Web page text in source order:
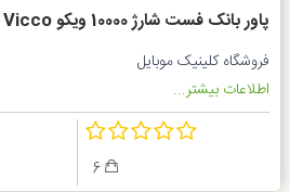
پاور بانک فست شارژ 10000 ویکو Vicco
VC-QC10B
فروشگاه کلینیک موبایل
اطلاعات بیشتر...